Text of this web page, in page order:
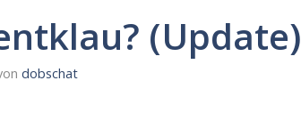
(Update)
dobschat